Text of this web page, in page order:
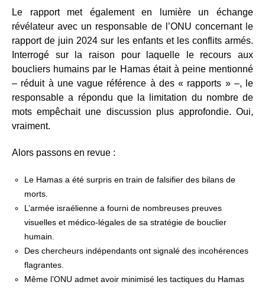
Le rapport met également en lumière un échange
révélateur avec un responsable de l’ONU concernant le
rapport de juin 2024 sur les enfants et les conflits armés.
Interrogé sur la raison pour laquelle le recours aux
boucliers humains par le Hamas était à peine mentionné
– réduit à une vague référence à des « rapports » –, le
responsable a répondu que la limitation du nombre de
mots empêchait une discussion plus approfondie. Oui,
vraiment.
Alors passons en revue :
Le Hamas a été surpris en train de falsifier des bilans de
morts.
L’armée israélienne a fourni de nombreuses preuves
visuelles et médico-légales de sa stratégie de bouclier
humain.
Des chercheurs indépendants ont signalé des incohérences
flagrantes.
Même l’ONU admet avoir minimisé les tactiques du Hamas